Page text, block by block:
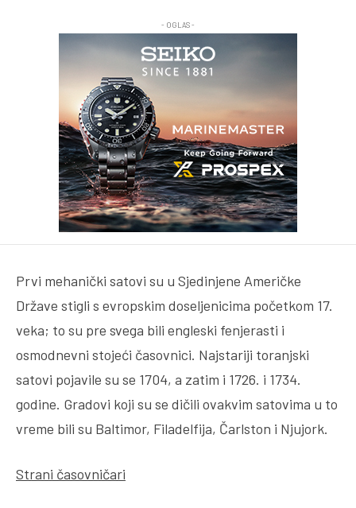
- OGLAS -
Prvi mehanički satovi su u Sjedinjene Američke
Države stigli s evropskim doseljenicima početkom 17.
veka; to su pre svega bili engleski fenjerasti i
osmodnevni stojeći časovnici. Najstariji toranjski
satovi pojavile su se 1704, a zatim i 1726. i 1734.
godine. Gradovi koji su se dičili ovakvim satovima u to
vreme bili su Baltimor, Filadelfija, Čarlston i Njujork.
Strani časovničari